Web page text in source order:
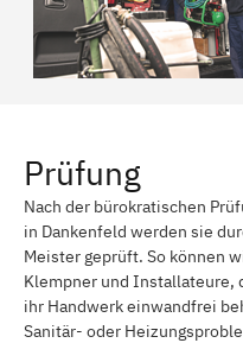
Prüfung
Nach der bürokratischen
in Dankenfeld werden sie
Meister geprüft. So können
Klempner und Installateure,
ihr Handwerk einwandfrei
Sanitär- oder